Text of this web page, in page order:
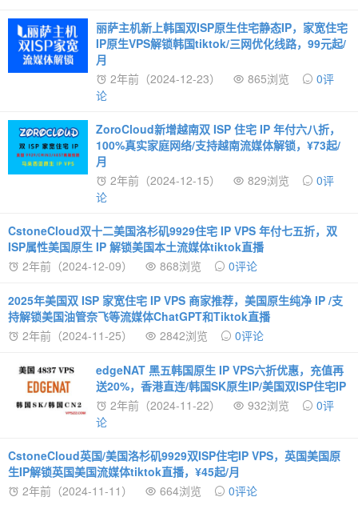
丽萨主机新上韩国双ISP原生住宅静态IP，家宽住宅
IP原生VPS解锁韩国tiktok/三网优化线路，99元起/
月
2年前（2024-12-23）
865浏览
0评
论
ZoroCloud新增越南双 ISP 住宅 IP 年付六八折，
100%真实家庭网络/支持越南流媒体解锁，¥73起/
月
2年前（2024-12-15）
829浏览
0评
论
CstoneCloud双十二美国洛杉矶9929住宅 IP VPS 年付七五折，双
ISP属性美国原生 IP 解锁美国本土流媒体tiktok直播
2年前（2024-12-09）
868浏览 0评论
2025年美国双 ISP 家宽住宅 IP VPS 商家推荐，美国原生纯净 IP /支
持解锁美国油管奈飞等流媒体ChatGPT和Tiktok直播
2年前（2024-11-25）
2842浏览 0评论
edgeNAT 黑五韩国原生 IP VPS六折优惠，充值再
送20%，香港直连/韩国SK原生IP/美国双ISP住宅IP
2年前（2024-11-22）
932浏览
0评
论
CstoneCloud英国/美国洛杉矶9929双ISP住宅IP VPS，英国美国原
生IP解锁英国美国流媒体tiktok直播，¥45起/月
2年前（2024-11-11）
664浏览 0评论